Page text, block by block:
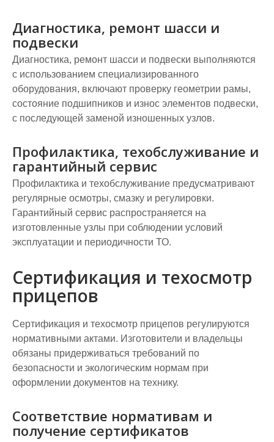
Диагностика, ремонт шасси и
подвески
Диагностика, ремонт шасси и подвески выполняются
с использованием специализированного
оборудования, включают проверку геометрии рамы,
состояние подшипников и износ элементов подвески,
с последующей заменой изношенных узлов.
Профилактика, техобслуживание и
гарантийный сервис
Профилактика и техобслуживание предусматривают
регулярные осмотры, смазку и регулировки.
Гарантийный сервис распространяется на
изготовленные узлы при соблюдении условий
эксплуатации и периодичности ТО.
Сертификация и техосмотр
прицепов
Сертификация и техосмотр прицепов регулируются
нормативными актами. Изготовители и владельцы
обязаны придерживаться требований по
безопасности и экологическим нормам при
оформлении документов на технику.
Соответствие нормативам и
получение сертификатов